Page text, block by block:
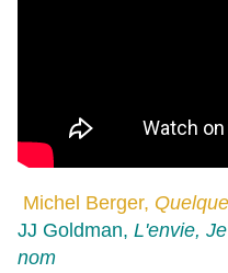
Michel Berger,
JJ Goldman, L'envie,
nom